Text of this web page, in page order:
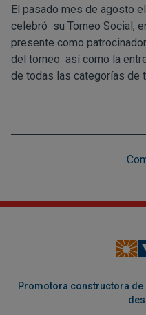
El pasado mes de agosto
celebró su Torneo Social,
presente como
del torneo así como la
de todas las categorías de
Promotora constructora de